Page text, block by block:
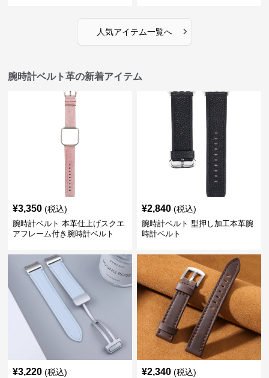
人気アイテム一覧へ ›
腕時計ベルト革の新着アイテム
¥3,350 (税込)
腕時計ベルト 本革仕上げスクエ
アフレーム付き腕時計ベルト
¥2,840 (税込)
腕時計ベルト 型押し加工本革腕
時計ベルト
¥3,220 (税込) ¥2,340 (税込)